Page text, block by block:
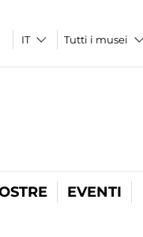
Tutti i musei
EVENTI